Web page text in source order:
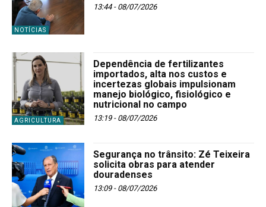
NOTÍCIAS
13:44 - 08/07/2026
AGRICULTURA
Dependência de fertilizantes
importados, alta nos custos e
incertezas globais impulsionam
manejo biológico, fisiológico e
nutricional no campo
13:19 - 08/07/2026
Segurança no trânsito: Zé Teixeira
solicita obras para atender
douradenses
13:09 - 08/07/2026